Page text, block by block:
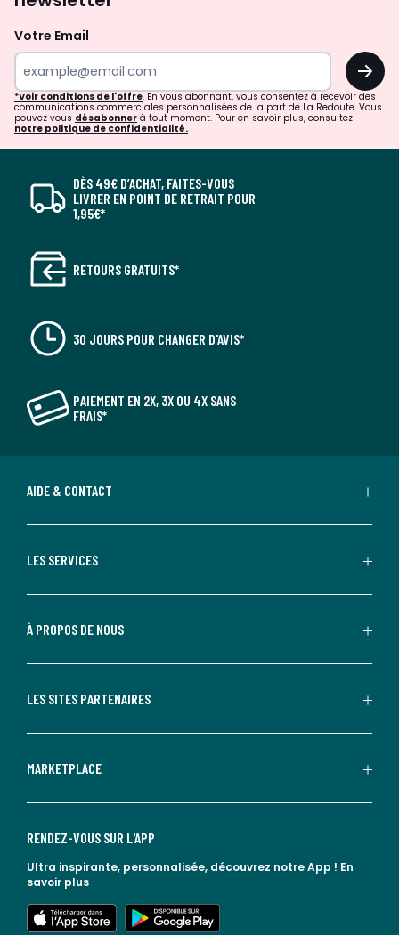
Votre Email
OK
*Voir conditions de l'offre. En vous abonnant, vous consentez à recevoir des
communications commerciales personnalisées de la part de La Redoute. Vous
pouvez vous désabonner à tout moment. Pour en savoir plus, consultez
notre politique de confidentialité.
DÈS 49€ D’ACHAT, FAITES-VOUS
LIVRER EN POINT DE RETRAIT POUR
1,95€*
RETOURS GRATUITS*
30 JOURS POUR CHANGER D'AVIS*
PAIEMENT EN 2X, 3X OU 4X SANS
FRAIS*
AIDE & CONTACT
LES SERVICES
À PROPOS DE NOUS
LES SITES PARTENAIRES
MARKETPLACE
RENDEZ-VOUS SUR L'APP
Ultra inspirante, personnalisée, découvrez notre App ! En
savoir plus
lien vers l'app store
lien vers google play